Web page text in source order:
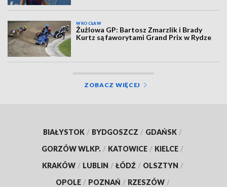
WROCŁAW
Żużlowa GP: Bartosz Zmarzlik i Brady
Kurtz są faworytami Grand Prix w Rydze
ZOBACZ WIĘCEJ
BIAŁYSTOK / BYDGOSZCZ / GDAŃSK /
GORZÓW WLKP. / KATOWICE / KIELCE /
KRAKÓW / LUBLIN / ŁÓDŹ / OLSZTYN /
OPOLE / POZNAŃ / RZESZÓW /